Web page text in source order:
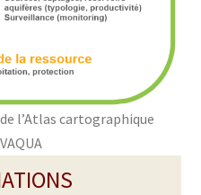
l’Atlas cartographique